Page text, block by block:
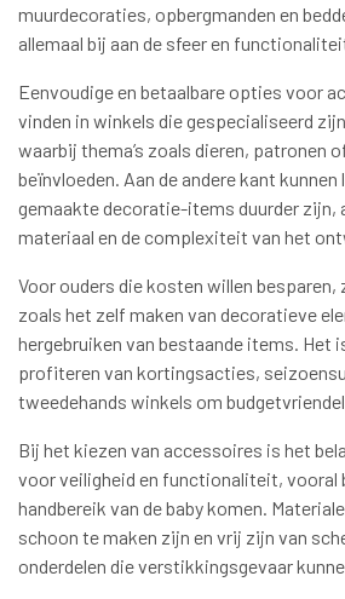
muurdecoraties, opbergmanden en
allemaal bij aan de sfeer en
Eenvoudige en betaalbare opties voor
vinden in winkels die gespecialiseerd
waarbij thema’s zoals dieren, patronen
beïnvloeden. Aan de andere kant kunnen
gemaakte decoratie-items duurder zijn,
materiaal en de complexiteit van het
Voor ouders die kosten willen besparen,
zoals het zelf maken van decoratieve
hergebruiken van bestaande items. Het
profiteren van kortingsacties,
tweedehands winkels om
Bij het kiezen van accessoires is het
voor veiligheid en functionaliteit, vooral
handbereik van de baby komen.
schoon te maken zijn en vrij zijn van
onderdelen die verstikkingsgevaar